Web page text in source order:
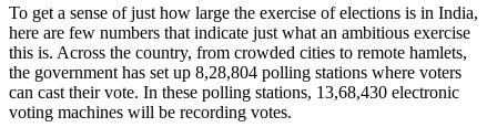
To get a sense of just how large the exercise of elections is in India,
here are few numbers that indicate just what an ambitious exercise
this is. Across the country, from crowded cities to remote hamlets,
the government has set up 8,28,804 polling stations where voters
can cast their vote. In these polling stations, 13,68,430 electronic
voting machines will be recording votes.